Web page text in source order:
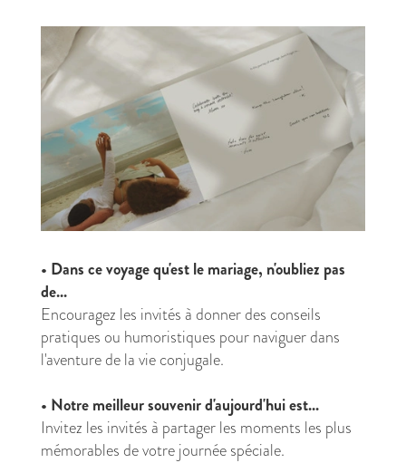
• Dans ce voyage qu'est le mariage, n'oubliez pas
de...
Encouragez les invités à donner des conseils
pratiques ou humoristiques pour naviguer dans
l'aventure de la vie conjugale.
• Notre meilleur souvenir d'aujourd'hui est...
Invitez les invités à partager les moments les plus
mémorables de votre journée spéciale.